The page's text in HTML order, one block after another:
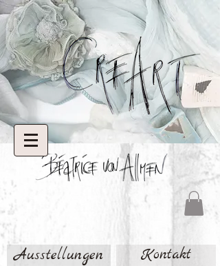
Ausstellungen Kontakt